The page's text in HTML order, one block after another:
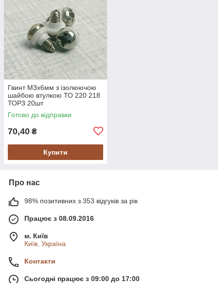
Гвинт M3х6мм з ізолюючою
шайбою втулкою ТО 220 218
ТОР3 20шт
Готово до відправки
70,40 ₴
Купити
Про нас
98% позитивних з 353 відгуків за рік
Працює з 08.09.2016
м. Київ
Київ, Україна
Контакти
Сьогодні працює з 09:00 до 17:00